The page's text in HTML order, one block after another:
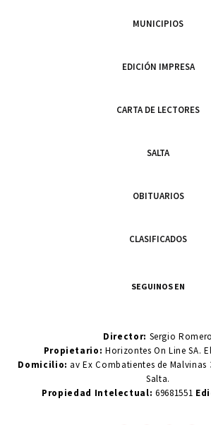
MUNICIPIOS
EDICIÓN IMPRESA
CARTA DE LECTORES
SALTA
OBITUARIOS
CLASIFICADOS
SEGUINOS EN
Director: Sergio Romero
Propietario:Horizontes On Line SA.
Domicilio: av Ex Combatientes de Malvinas
Salta.
Propiedad Intelectual: 69681551